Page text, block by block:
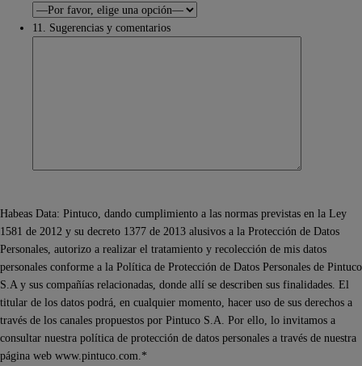
11. Sugerencias y comentarios
Habeas Data: Pintuco, dando cumplimiento a las normas previstas en la Ley
1581 de 2012 y su decreto 1377 de 2013 alusivos a la Protección de Datos
Personales, autorizo a realizar el tratamiento y recolección de mis datos
personales conforme a la Política de Protección de Datos Personales de Pintuco
S.A y sus compañías relacionadas, donde allí se describen sus finalidades. El
titular de los datos podrá, en cualquier momento, hacer uso de sus derechos a
través de los canales propuestos por Pintuco S.A. Por ello, lo invitamos a
consultar nuestra política de protección de datos personales a través de nuestra
página web www.pintuco.com.*